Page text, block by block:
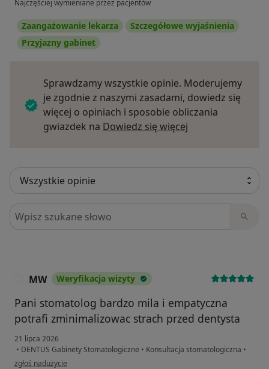
Najczęściej wymieniane przez pacjentów
Zaangażowanie lekarza
Szczegółowe wyjaśnienia
Przyjazny gabinet
Sprawdzamy wszystkie opinie. Moderujemy
je zgodnie z naszymi zasadami, dowiedz się
więcej o opiniach i sposobie obliczania
gwiazdek na Dowiedz się więcej
Szukaj w opiniach
MW Weryfikacja wizyty
Pani stomatolog bardzo mila i empatyczna
potrafi zminimalizowac strach przed dentysta
21 lipca 2026
• DENTUS Gabinety Stomatologiczne • Konsultacja stomatologiczna •
w opinii użytkownika MW
zgłoś nadużycie